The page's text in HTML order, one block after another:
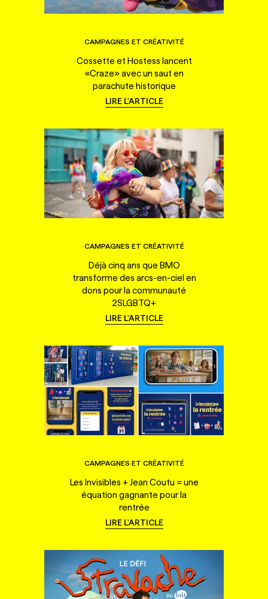
CAMPAGNES ET CRÉATIVITÉ
Cossette et Hostess lancent
«Craze» avec un saut en
parachute historique
LIRE L'ARTICLE
CAMPAGNES ET CRÉATIVITÉ
Déjà cinq ans que BMO
transforme des arcs-en-ciel en
dons pour la communauté
2SLGBTQ+
LIRE L'ARTICLE
CAMPAGNES ET CRÉATIVITÉ
Les Invisibles + Jean Coutu = une
équation gagnante pour la
rentrée
LIRE L'ARTICLE